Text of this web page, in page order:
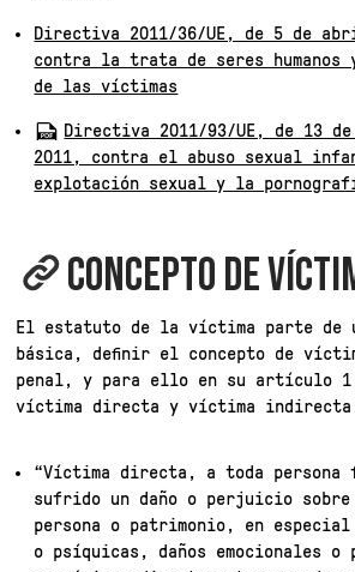
Directiva 2011/36/UE, de 5 de
contra la trata de seres
de las víctimas
Directiva 2011/93/UE, de 13
2011, contra el abuso sexual
explotación sexual y la
CONCEPTO DE
El estatuto de la víctima parte de
básica, definir el concepto de
penal, y para ello en su artículo
víctima directa y víctima
“Víctima directa, a toda persona
sufrido un daño o perjuicio sobre
persona o patrimonio, en
o psíquicas, daños emocionales